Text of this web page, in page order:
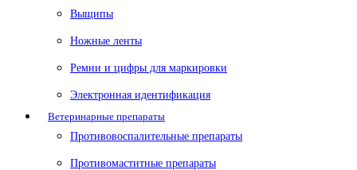
Выщипы
Ножные ленты
Ремни и цифры для маркировки
Электронная идентификация
Ветеринарные препараты
Противовоспалительные препараты
Противомаститные препараты